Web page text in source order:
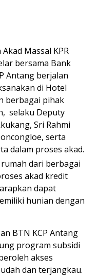
Massal KPR
bersama Bank
Antang berjalan
di Hotel
berbagai pihak
selaku Deputy
Sri Rahmi
serta
dalam proses akad.
dari berbagai
akad kredit
dapat
hunian dengan
BTN KCP Antang
program subsidi
akses
dan terjangkau.